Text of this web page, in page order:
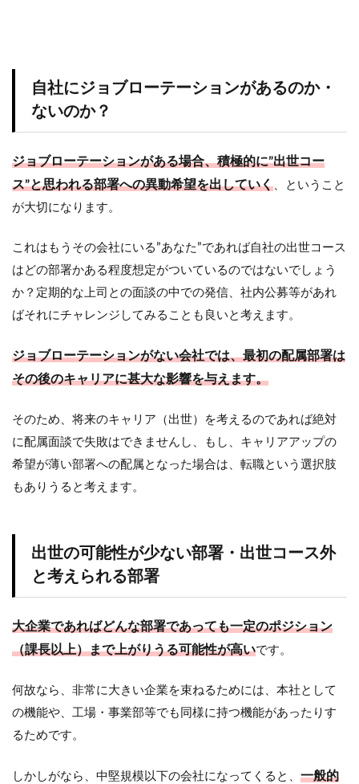
自社にジョブローテーションがあるのか・
ないのか？
ジョブローテーションがある場合、積極的に”出世コー
ス”と思われる部署への異動希望を出していく 、ということ
が大切になります。
これはもうその会社にいる”あなた”であれば自社の出世コース
はどの部署かある程度想定がついているのではないでしょう
か？定期的な上司との面談の中での発信、社内公募等があれ
ばそれにチャレンジしてみることも良いと考えます。
ジョブローテーションがない会社では、最初の配属部署は
その後のキャリアに甚大な影響を与えます。
そのため、将来のキャリア（出世）を考えるのであれば絶対
に配属面談で失敗はできませんし、もし、キャリアアップの
希望が薄い部署への配属となった場合は、転職という選択肢
もありうると考えます。
出世の可能性が少ない部署・出世コース外
と考えられる部署
大企業であればどんな部署であっても一定のポジション
（課長以上）まで上がりうる可能性が高いです。
何故なら、非常に大きい企業を束ねるためには、本社として
の機能や、工場・事業部等でも同様に持つ機能があったりす
るためです。
しかしがなら、中堅規模以下の会社になってくると、 一般的